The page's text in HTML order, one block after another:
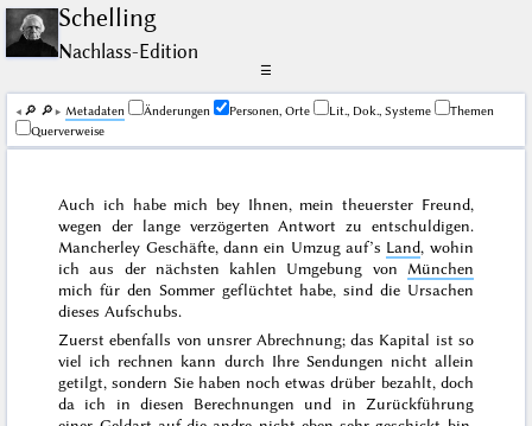
Schelling
Nachlass-Edition
☰
🔎︎ 🔎︎ Me­ta­da­ten Änderungen Personen, Orte Lit., Dok., Systeme
Themen
Querverweise
Auch ich habe mich bey Ihnen, mein theuerster Freund,
wegen der lange verzögerten Antwort zu entschuldigen.
Mancherley Geschäfte, dann ein Umzug auf’s Land, wohin
ich aus der nächsten kahlen Umgebung von München
mich für den Sommergeflüchtet habe, sind die Ursachen
dieses Aufschubs.
Zuerst ebenfalls von unsrer Abrechnung; das Kapital ist so
viel ich rechnen kann durch Ihre Sendungen nicht allein
getilgt, sondern Sie haben noch etwas drüber bezahlt, doch
da ich in diesen Berechnungen und in Zurückführung